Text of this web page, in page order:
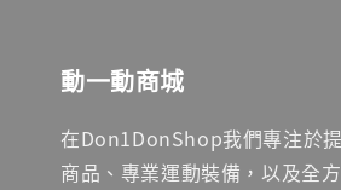
動一動商城
在Don1DonShop我們專注於
商品、專業運動裝備，以及全